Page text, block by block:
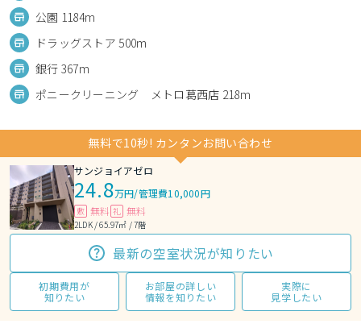
公園 1184m
ドラッグストア 500m
銀行 367m
ポニークリーニング メトロ葛西店 218m
無料で10秒! カンタンお問い合わせ
サンジョイアゼロ
24.8万円/管理費10,000円
敷 無料 礼 無料
2LDK / 65.97㎡ / 7階
最新の空室状況が知りたい
初期費用が
知りたい
お部屋の詳しい
情報を知りたい
実際に
見学したい